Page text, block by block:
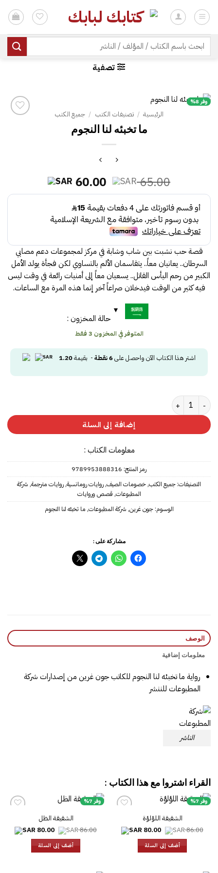
للمحتوى
البحث
عن:
تصفية
وفر 8%
الرئيسية / تصنيفات الكتب / جميع الكتب
ما تخبئه لنا النجوم
65.00 السعر
الأصلي
هو:
65.00.
60.00 السعر
الحالي
قصة حب نشبت بين شاب وشابة في مركز لمجموعات دعم مصابي
السرطان.. يعانيان معاً.. يتقاسمان الألم بالتساوي لكن فجأة يولد الأمل
الكبير من رحم اليأس القاتل.. يسعيان معاً إلى أمنيات رائعة في وقت ليس
فيه كثير من الوقت فيدخلان صراعاً آخر إنما هذه المرة مع الساعات.
حالة المخزون :
المتوفر في المخزون 3 فقط
اشتر هذا الكتاب الآن واحصل على6نقطة - بقيمة1.20
كمية ما تخبئه لنا النجوم
إضافة إلى السلة
معلومات الكتاب :
رمز المنتج: 9789953888316
التصنيفات: جميع الكتب,خصومات الصيف,روايات رومانسية,روايات مترجمة, شركة
المطبوعات, قصص وروايات
الوسوم:جون غرين, شركة المطبوعات, ما تخبئه لنا النجوم
مشاركة على :
الوصف
معلومات إضافية
رواية ما تخبئه لنا النجوم للكاتب جون غرين من إصدارات شركة
المطبوعات للننشر
الناشر
القراء اشتروا مع هذا الكتاب :
وفر 7%
الشقيقة اللؤلؤة
86.00
السعر
الأصلي
هو:
86.00.
80.00 السعر
الحالي
أضف إلى السلة
وفر 7%
الشقيقة الظل
86.00
السعر
الأصلي
هو:
86.00.
80.00 السعر
الحالي
أضف إلى السلة
| شحن مجاني للطلبات +300 ريال | تغليف مجاني للطلبات +150 ريال |